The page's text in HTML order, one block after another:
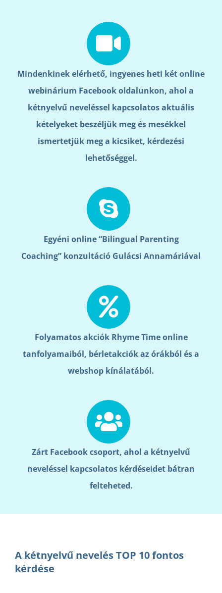
Mindenkinek elérhető, ingyenes heti két online
webinárium Facebook oldalunkon, ahol a
kétnyelvű neveléssel kapcsolatos aktuális
kételyeket beszéljük meg és mesékkel
ismertetjük meg a kicsiket, kérdezési
lehetőséggel.
Egyéni online “Bilingual Parenting
Coaching” konzultáció Gulácsi Annamáriával
Folyamatos akciók Rhyme Time online
tanfolyamaiból, bérletakciók az órákból és a
webshop kínálatából.
Zárt Facebook csoport, ahol a kétnyelvű
neveléssel kapcsolatos kérdéseidet bátran
felteheted.
A kétnyelvű nevelés TOP 10 fontos
kérdése